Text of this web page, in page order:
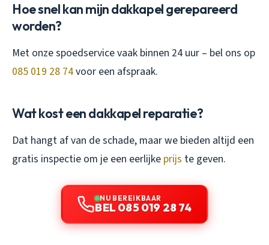
Hoe snel kan mijn dakkapel gerepareerd
worden?
Met onze spoedservice vaak binnen 24 uur – bel ons op
085 019 28 74voor een afspraak.
Wat kost een dakkapel reparatie?
Dat hangt af van de schade, maar we bieden altijd een
gratis inspectie om je een eerlijke prijs te geven.
NU BEREIKBAAR
BEL 085 019 28 74